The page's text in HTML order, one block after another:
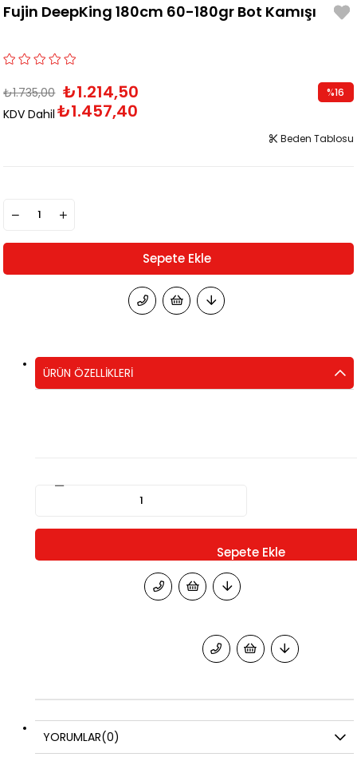
Fujin DeepKing 180cm 60-180gr Bot Kamışı
₺1.735,00 ₺1.214,50
KDV Dahil ₺1.457,40
%16
Beden Tablosu
ÜRÜN ÖZELLIKLERI
YORUMLAR(0)